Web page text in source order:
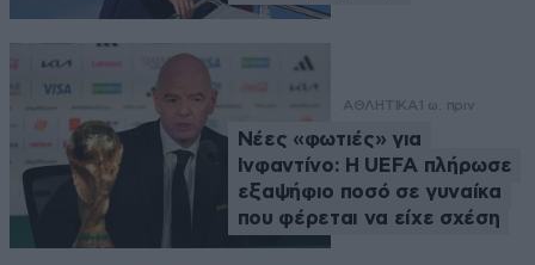
ΑΘΛΗΤΙΚΑ 1 ω. πριν
Νέες «φωτιές» για
Ινφαντίνο: Η UEFA πλήρωσε
εξαψήφιο ποσό σε γυναίκα
που φέρεται να είχε σχέση